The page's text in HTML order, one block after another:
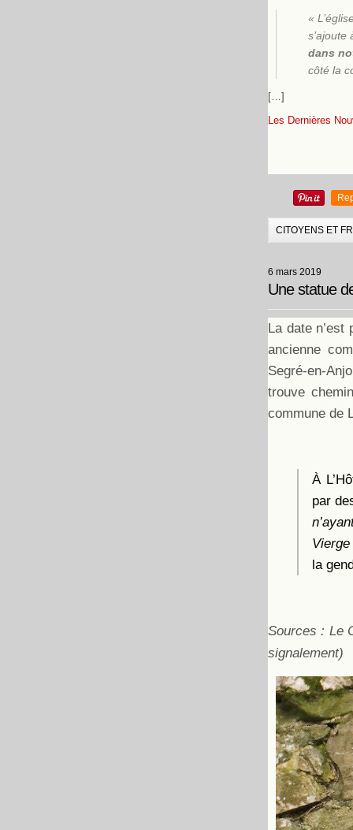
«
s’ajoute
dans
côté la
[…]
Les Dernières
CITOYENS ET
6 mars 2019
Une statue
La date
ancienne
Segré-en-
trouve
commune de
À
par
la
Sources : Le
signalement)